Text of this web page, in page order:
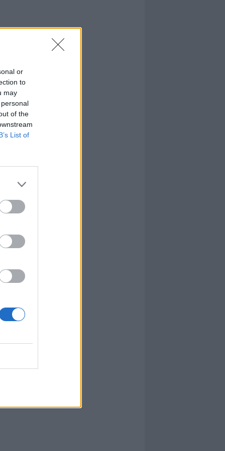
or
to
may
of the
List of